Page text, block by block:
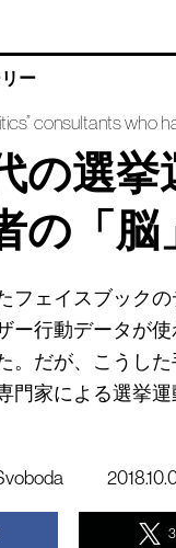
ー
consultants who
の選挙
の「
フェイスブック
ー行動データが
。だが、こうし
門家による選挙